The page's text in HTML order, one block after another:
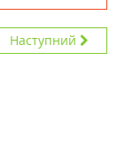
Наступний